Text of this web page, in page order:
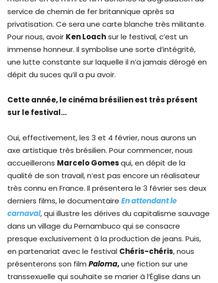
service de chemin de fer britannique après sa
privatisation. Ce sera une carte blanche très militante.
Pour nous, avoir Ken Loachsur le festival, c’est un
immense honneur. Il symbolise une sorte d’intégrité,
une lutte constante sur laquelle il n’a jamais dérogé en
dépit du suces qu’il a pu avoir.
Cette année, le cinéma brésilien est très présent
sur le festival…
Oui, effectivement, les 3 et 4 février, nous aurons un
axe artistique très brésilien. Pour commencer, nous
accueillerons Marcelo Gomesqui, en dépit de la
qualité de son travail, n’est pas encore un réalisateur
très connu en France. Il présentera le 3 février ses deux
derniers films, le documentaire En attendant le
carnaval, qui illustre les dérives du capitalisme sauvage
dans un village du Pernambuco qui se consacre
presque exclusivement à la production de jeans. Puis,
en partenariat avec le festival Chéris-chéris, nous
présenterons son film Paloma,une fiction sur une
transsexuelle qui souhaite se marier à l’Église dans un